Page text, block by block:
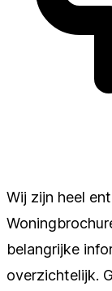
Wij zijn heel
belangrijke
overzichtelijk.